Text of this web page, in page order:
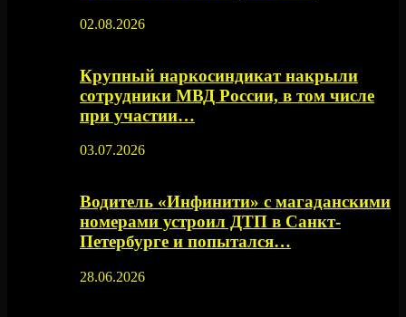
02.08.2026
Крупный наркосиндикат накрыли
сотрудники МВД России, в том числе
при участии…
03.07.2026
Водитель «Инфинити» с магаданскими
номерами устроил ДТП в Санкт-
Петербурге и попытался…
28.06.2026